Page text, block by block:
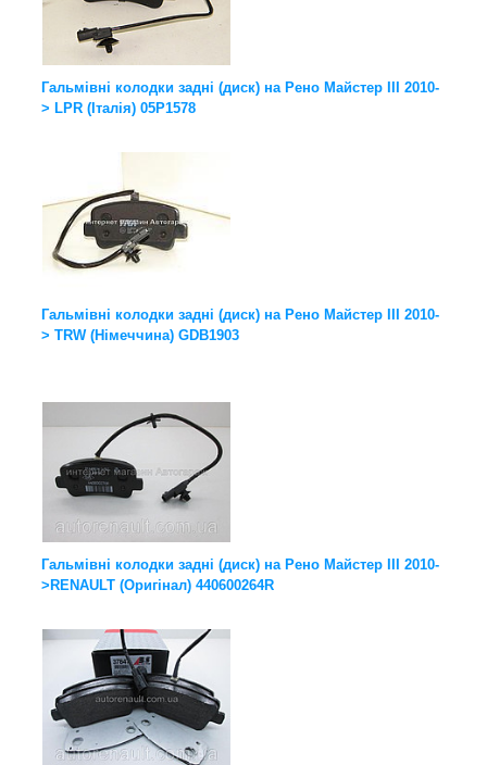
Гальмівні колодки задні (диск) на Рено Майстер III 2010-
> LPR (Італія) 05P1578
Гальмівні колодки задні (диск) на Рено Майстер III 2010-
> TRW (Німеччина) GDB1903
Гальмівні колодки задні (диск) на Рено Майстер III 2010-
>RENAULT (Оригінал) 440600264R